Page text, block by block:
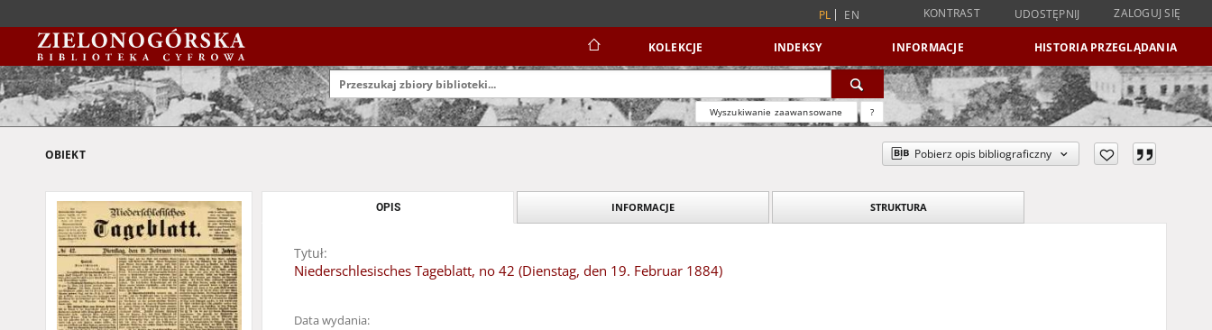
PL EN KONTRAST UDOSTĘPNIJ ZALOGUJ SIĘ
KOLEKCJE INDEKSY INFORMACJE HISTORIA PRZEGLĄDANIA
Wyszukiwanie zaawansowane ?
OBIEKT Pobierz opis bibliograficzny
OPIS INFORMACJE STRUKTURA
Tytuł:
Niederschlesisches Tageblatt, no 42 (Dienstag, den 19. Februar 1884)
Data wydania: